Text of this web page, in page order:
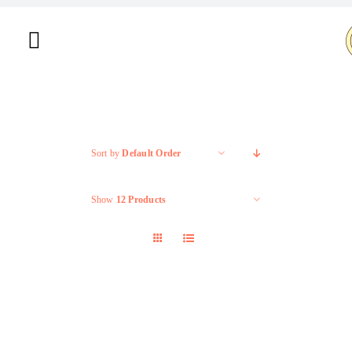
contenutoToggle
Sort byDefault Order
Show 12 Products